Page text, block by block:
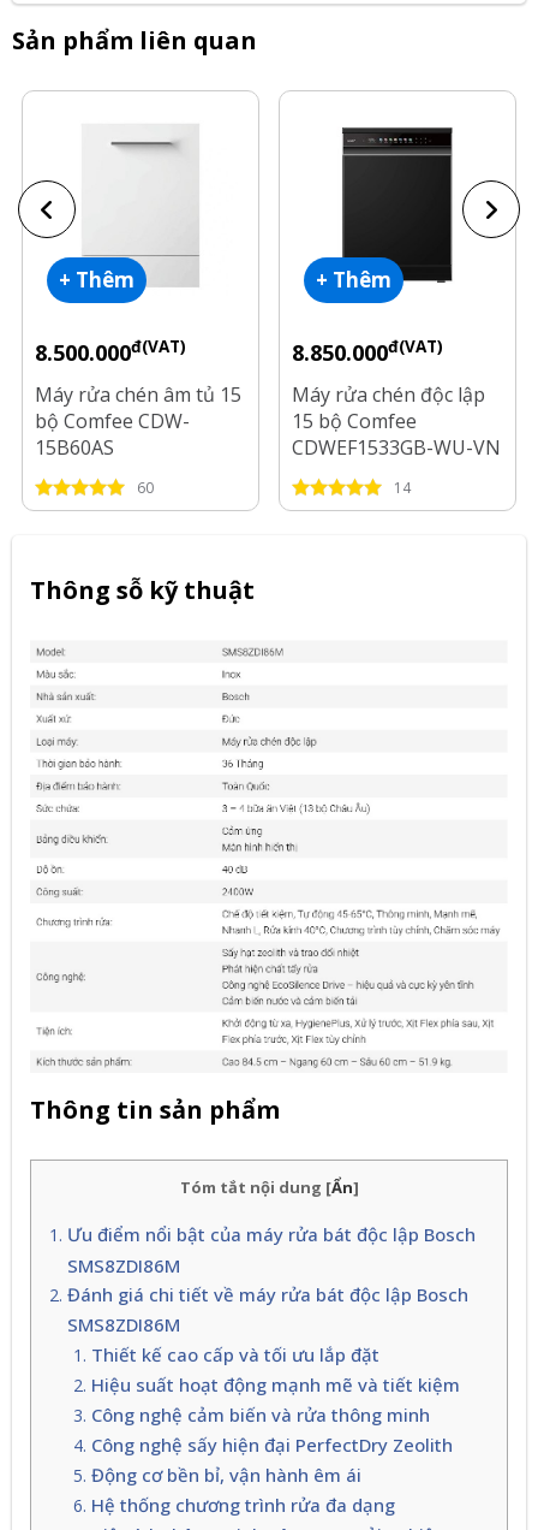
Sản phẩm liên quan
+ Thêm
8.500.000đ(VAT)
Máy rửa chén âm tủ 15
bộ Comfee CDW-
15B60AS
60
+ Thêm
8.850.000đ(VAT)
Máy rửa chén độc lập
15 bộ Comfee
CDWEF1533GB-WU-VN
14
Thông sỗ kỹ thuật
Thông tin sản phẩm
Tóm tắt nội dung [Ẩn]
Ưu điểm nổi bật của máy rửa bát độc lập Bosch
SMS8ZDI86M
Đánh giá chi tiết về máy rửa bát độc lập Bosch
SMS8ZDI86M
Thiết kế cao cấp và tối ưu lắp đặt
Hiệu suất hoạt động mạnh mẽ và tiết kiệm
Công nghệ cảm biến và rửa thông minh
Công nghệ sấy hiện đại PerfectDry Zeolith
Động cơ bền bỉ, vận hành êm ái
Hệ thống chương trình rửa đa dạng